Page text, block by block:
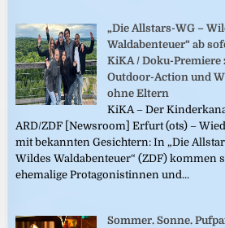
„Die Allstars-WG –
Waldabenteuer“ ab
KiKA / Doku-Premiere
Outdoor-Action und
ohne Eltern
KiKA – Der
ARD/ZDF [Newsroom] Erfurt (ots) –
mit bekannten Gesichtern: In „Die
Wildes Waldabenteuer“ (ZDF) kommen
ehemalige Protagonistinnen und...
Sommer. Sonne.